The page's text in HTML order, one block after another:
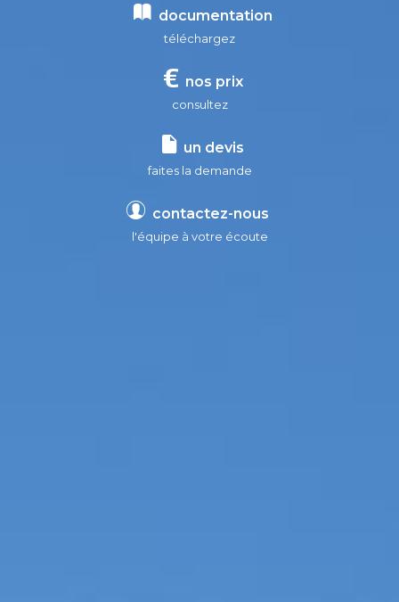
documentation
téléchargez
nos prix
consultez
un devis
faites la demande
contactez-nous
l'équipe à votre écoute